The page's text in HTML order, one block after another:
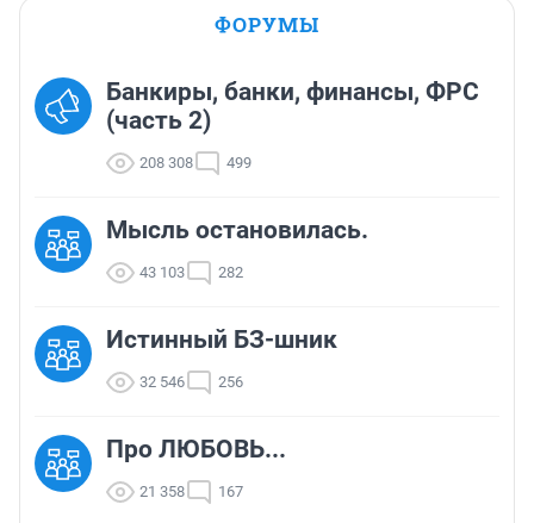
ФОРУМЫ
Банкиры, банки, финансы, ФРС
(часть 2)
208 308 499
Мысль остановилась.
43 103 282
Истинный БЗ-шник
32 546 256
Про ЛЮБОВЬ...
21 358 167